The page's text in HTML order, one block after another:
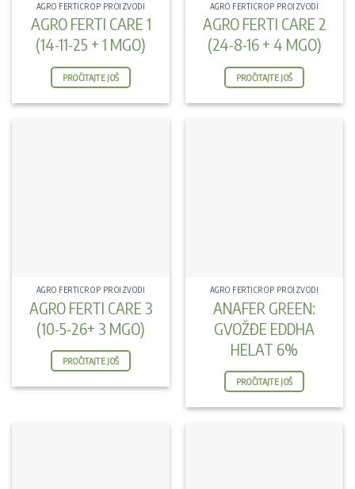
AGRO FERTICROP PROIZVODI
AGRO FERTI CARE 1
(14-11-25 + 1 MGO)
PROČITAJTE JOŠ
AGRO FERTICROP PROIZVODI
AGRO FERTI CARE 2
(24-8-16 + 4 MGO)
PROČITAJTE JOŠ
AGRO FERTICROP PROIZVODI
AGRO FERTI CARE 3
(10-5-26+ 3 MGO)
PROČITAJTE JOŠ
AGRO FERTICROP PROIZVODI
ANAFER GREEN:
GVOŽĐE EDDHA
HELAT 6%
PROČITAJTE JOŠ